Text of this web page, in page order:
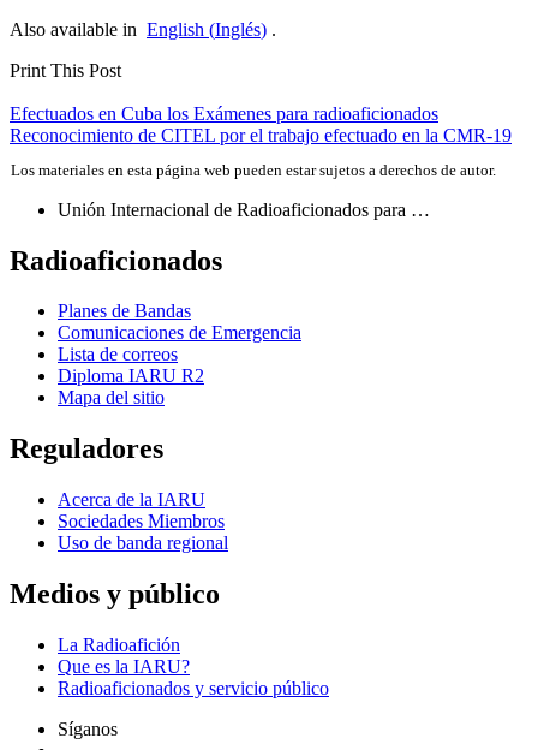
Also available in English (Inglés) .
Print This Post
Navegación
de
entradas
Efectuados en Cuba los Exámenes para radioaficionados
Reconocimiento de CITEL por el trabajo efectuado en la CMR-19
Los materiales en esta página web pueden estar sujetos a derechos de autor.
Unión Internacional de Radioaficionados para …
Radioaficionados
Planes de Bandas
Comunicaciones de Emergencia
Lista de correos
Diploma IARU R2
Mapa del sitio
Reguladores
Acerca de la IARU
Sociedades Miembros
Uso de banda regional
Medios y público
La Radioafición
Que es la IARU?
Radioaficionados y servicio público
Síganos